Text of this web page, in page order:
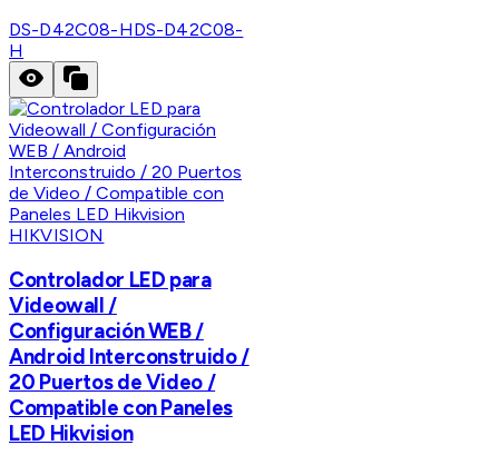
DS-D42C08-HDS-D42C08-
H
HIKVISION
Controlador LED para
Videowall /
Configuración WEB /
Android Interconstruido /
20 Puertos de Video /
Compatible con Paneles
LED Hikvision